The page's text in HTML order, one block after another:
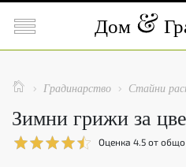
 Дом
  Градинарство  Стайни
Зимни грижи за
Оценка 4.5 от общо